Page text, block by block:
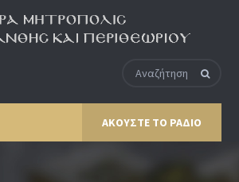
ΑΚΟΥΣΤΕ ΤΟ ΡΑΔΙΟ